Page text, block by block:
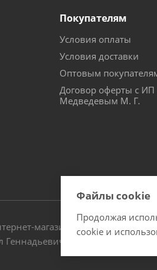
Покупателям
Условия оплаты
Условия доставки
Оптовым
Договор оферты с ИП
Медведевым М. Г.
магазин внедорожного
ОГРНИП №
Файлы cookie
Продолжая
cookie и